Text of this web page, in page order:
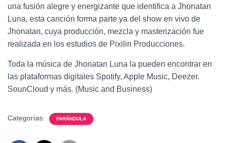
una fusión alegre y energizante que identifica a Jhonatan
Luna, esta canción forma parte ya del show en vivo de
Jhonatan, cuya producción, mezcla y masterización fue
realizada en los estudios de Pixilin Producciones.
Toda la música de Jhonatan Luna la pueden encontrar en
las plataformas digitales Spotify, Apple Music, Deezer.
SounCloud y más. (Music and Business)
Categorías: FARÁNDULA